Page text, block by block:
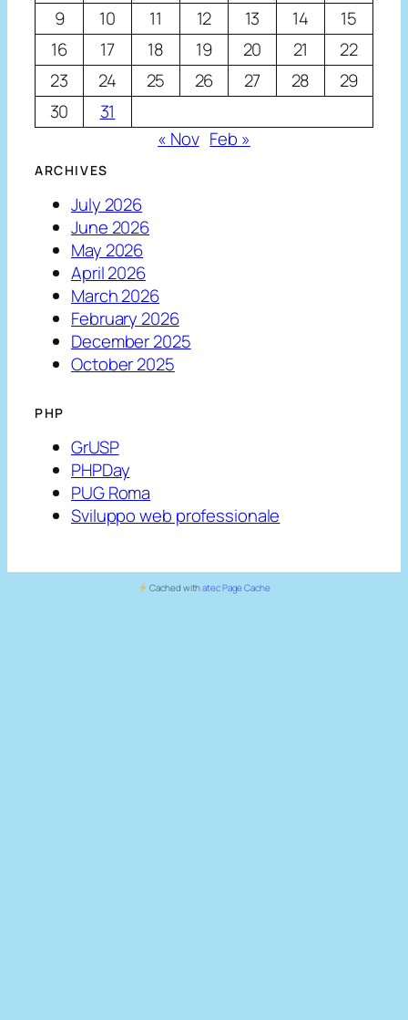
9
10 11 12 13 14
15
16
17 18 19 20 21
22
23
24 25 26 27 28
29
30
31
« Nov Feb »
ARCHIVES
July 2026
June 2026
May 2026
April 2026
March 2026
February 2026
December 2025
October 2025
PHP
GrUSP
PHPDay
PUG Roma
Sviluppo web professionale
Cached withatec Page Cache